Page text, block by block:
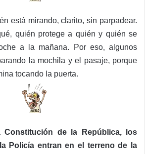
está mirando, clarito, sin parpadear.
quién protege a quién y quién se
a la mañana. Por eso, algunos
la mochila y el pasaje, porque
tocando la puerta.
Constitución de la República, los
Policía entran en el terreno de la